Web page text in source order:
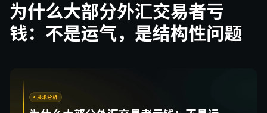
为什么大部分外汇交易者亏
钱：不是运气，是结构性问题